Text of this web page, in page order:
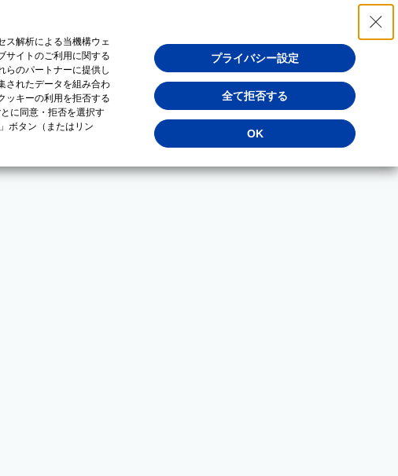
ス解析による当機構ウェ
サイトのご利用に関する
らのパートナーに提供し
されたデータを組み合わ
ッキーの利用を拒否する
に同意・拒否を選択す
ボタン（またはリン
プライバシー設定
全て拒否する
OK